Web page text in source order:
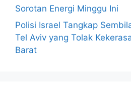
Sorotan Energi Minggu Ini
Polisi Israel Tangkap
Tel Aviv yang Tolak
Barat